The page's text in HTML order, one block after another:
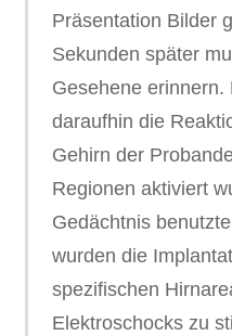
Präsentation Bilder
Sekunden später
Gesehene
daraufhin die
Gehirn der
Regionen aktiviert
Gedächtnis
wurden die
spezifischen
Elektroschocks zu